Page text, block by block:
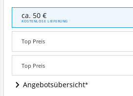
Driver13
Skischuhtasche
Skistiefeltasche
Helmfach
für
Hart
Softboots
Inliner
und
ca. 50 €
KOSTENLOSE LIEFERUNG
Top Preis
Top Preis
Angebotsübersicht